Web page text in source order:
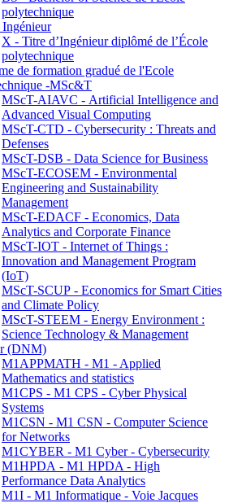
polytechnique
X - Titre d’Ingénieur diplômé de l’École
polytechnique
de formation gradué de l'Ecole
-MSc&T
MScT-AIAVC - Artificial Intelligence and
Advanced Visual Computing
MScT-CTD - Cybersecurity : Threats and
Defenses
MScT-DSB - Data Science for Business
MScT-ECOSEM - Environmental
Engineering and Sustainability
Management
MScT-EDACF - Economics, Data
Analytics and Corporate Finance
MScT-IOT - Internet of Things :
Innovation and Management Program
(IoT)
MScT-SCUP - Economics for Smart Cities
and Climate Policy
MScT-STEEM - Energy Environment :
Science Technology & Management
(DNM)
M1APPMATH - M1 - Applied
Mathematics and statistics
M1CPS - M1 CPS - Cyber Physical
Systems
M1CSN - M1 CSN - Computer Science
for Networks
M1CYBER - M1 Cyber - Cybersecurity
M1HPDA - M1 HPDA - High
Performance Data Analytics
M1I - M1 Informatique - Voie Jacques